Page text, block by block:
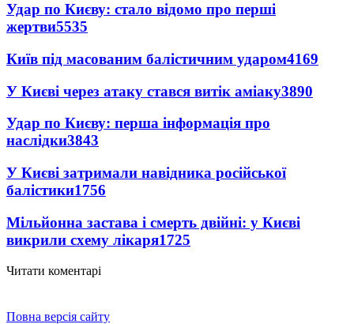
Удар по Києву: стало відомо про перші
жертви5535
Київ під масованим балістичним ударом4169
У Києві через атаку стався витік аміаку3890
Удар по Києву: перша інформація про
наслідки3843
У Києві затримали навідника російської
балістики1756
Мільйонна застава і смерть двійні: у Києві
викрили схему лікаря1725
Читати коментарі
Повна версія сайту